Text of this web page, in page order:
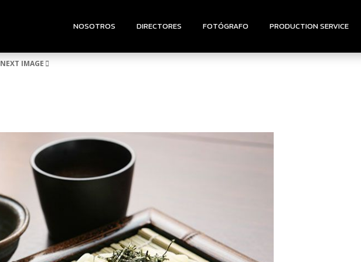
NOSOTROS DIRECTORES FOTÓGRAFO PRODUCTION SERVICE
NEXT IMAGE